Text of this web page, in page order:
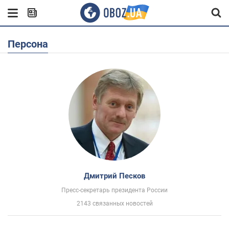
Персона
Дмитрий Песков
Пресс-секретарь президента России
2143 связанных новостей